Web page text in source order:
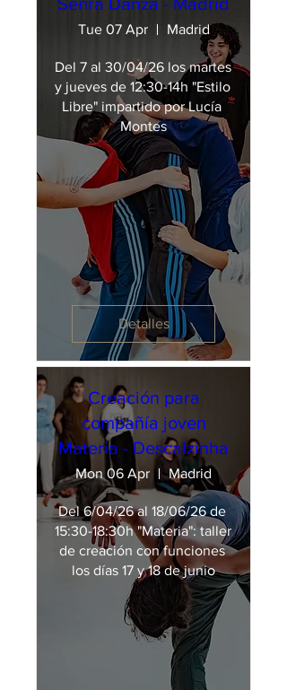
Tue 07 Apr Madrid
Del 7 al 30/04/26 los martes
y jueves de 12:30-14h "Estilo
Libre" impartido por Lucía
Montes
Detalles
Creación para
compañía joven
Materia - Descalzinha
Mon 06 Apr Madrid
Del 6/04/26 al 18/06/26 de
15:30-18:30h "Materia": taller
de creación con funciones
los días 17 y 18 de junio